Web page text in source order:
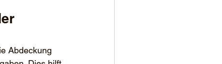
Abdeckung